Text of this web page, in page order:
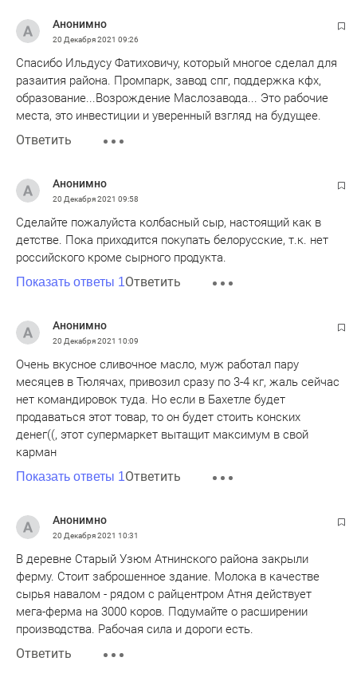
Анонимно
20 Декабря 2021 09:26
Спасибо Ильдусу Фатиховичу, который многое сделал для
разаития района. Промпарк, завод спг, поддержка кфх,
образование...Возрождение Маслозавода... Это рабочие
места, это инвестиции и уверенный взгляд на будущее.
Ответить
Анонимно
20 Декабря 2021 09:58
Сделайте пожалуйста колбасный сыр, настоящий как в
детстве. Пока приходится покупать белорусские, т.к. нет
российского кроме сырного продукта.
Показать ответы 1Ответить
Анонимно
20 Декабря 2021 10:09
Очень вкусное сливочное масло, муж работал пару
месяцев в Тюлячах, привозил сразу по 3-4 кг, жаль сейчас
нет командировок туда. Но если в Бахетле будет
продаваться этот товар, то он будет стоить конских
денег((, этот супермаркет вытащит максимум в свой
карман
Показать ответы 1Ответить
Анонимно
20 Декабря 2021 10:31
В деревне Старый Узюм Атнинского района закрыли
ферму. Стоит заброшенное здание. Молока в качестве
сырья навалом - рядом с райцентром Атня действует
мега-ферма на 3000 коров. Подумайте о расширении
производства. Рабочая сила и дороги есть.
Ответить